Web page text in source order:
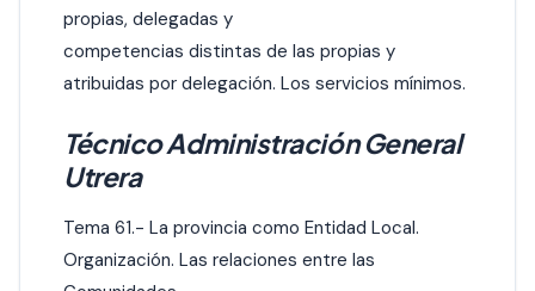
propias, delegadas y
competencias distintas de las propias y
atribuidas por delegación. Los servicios mínimos.
Técnico Administración General
Utrera
Tema 61.- La provincia como Entidad Local.
Organización. Las relaciones entre las